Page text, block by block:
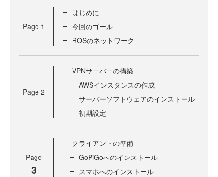
Page 1
はじめに
今回のゴール
ROSのネットワーク
Page 2
VPNサーバーの構築
AWSインスタンスの作成
サーバーソフトウェアのインストール
初期設定
Page
3
クライアントの準備
GoPiGoへのインストール
スマホへのインストール